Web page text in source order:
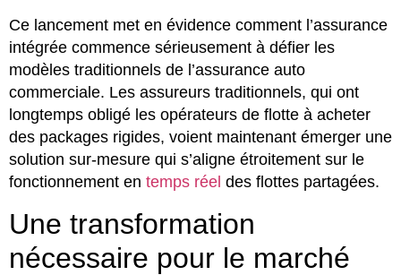
Ce lancement met en évidence comment l’assurance
intégrée commence sérieusement à défier les
modèles traditionnels de l’assurance auto
commerciale. Les assureurs traditionnels, qui ont
longtemps obligé les opérateurs de flotte à acheter
des packages rigides, voient maintenant émerger une
solution sur-mesure qui s’aligne étroitement sur le
fonctionnement en temps réel des flottes partagées.
Une transformation
nécessaire pour le marché